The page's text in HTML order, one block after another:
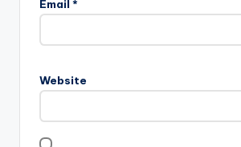
Email *
Website